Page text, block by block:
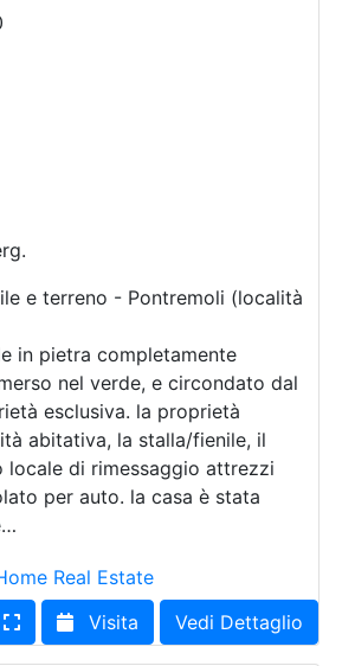
e terreno - Pontremoli (località
in pietra completamente
nel verde, e circondato dal
esclusiva. la proprietà
abitativa, la stalla/fienile, il
locale di rimessaggio attrezzi
per auto. la casa è stata
Real Estate
Visita
Vedi Dettaglio